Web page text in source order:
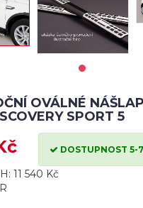
OVÁLNÉ
SPORT 5
DOSTUPNOST 5-
11 540 Kč